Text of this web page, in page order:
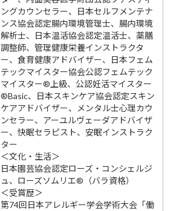
ングカウンセラー、日本セルフメンテナ
ンス協会認定腸内環境管理士、腸内環境
解析士、日本温活協会認定温活士、薬膳
調整師、管理健康栄養インストラクタ
ー、食育健康アドバイザー、日本フェム
テックマイスター協会公認フェムテック
マイスター®上級、公認妊活マイスター
®Basic、日本スキンケア協会認定スキン
ケアアドバイザー、メンタル士心理カウ
ンセラー、アーユルヴェーダアドバイザ
ー、快眠セラピスト、安眠インストラク
ター
＜文化・生活＞
日本園芸協会認定ローズ・コンシェルジ
ュ、ローズソムリエ®（バラ資格）
＜受賞歴＞
第74回日本アレルギー学会学術大会「働